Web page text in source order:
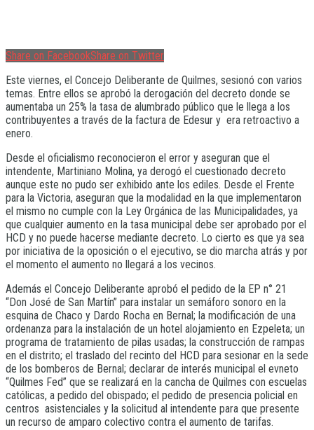
Share on FacebookShare on Twitter
Este viernes, el Concejo Deliberante de Quilmes, sesionó con varios
temas. Entre ellos se aprobó la derogación del decreto donde se
aumentaba un 25% la tasa de alumbrado público que le llega a los
contribuyentes a través de la factura de Edesur y era retroactivo a
enero.
Desde el oficialismo reconocieron el error y aseguran que el
intendente, Martiniano Molina, ya derogó el cuestionado decreto
aunque este no pudo ser exhibido ante los ediles. Desde el Frente
para la Victoria, aseguran que la modalidad en la que implementaron
el mismo no cumple con la Ley Orgánica de las Municipalidades, ya
que cualquier aumento en la tasa municipal debe ser aprobado por el
HCD y no puede hacerse mediante decreto. Lo cierto es que ya sea
por iniciativa de la oposición o el ejecutivo, se dio marcha atrás y por
el momento el aumento no llegará a los vecinos.
Además el Concejo Deliberante aprobó el pedido de la EP n° 21
“Don José de San Martín” para instalar un semáforo sonoro en la
esquina de Chaco y Dardo Rocha en Bernal; la modificación de una
ordenanza para la instalación de un hotel alojamiento en Ezpeleta; un
programa de tratamiento de pilas usadas; la construcción de rampas
en el distrito; el traslado del recinto del HCD para sesionar en la sede
de los bomberos de Bernal; declarar de interés municipal el evneto
“Quilmes Fed” que se realizará en la cancha de Quilmes con escuelas
católicas, a pedido del obispado; el pedido de presencia policial en
centros asistenciales y la solicitud al intendente para que presente
un recurso de amparo colectivo contra el aumento de tarifas.